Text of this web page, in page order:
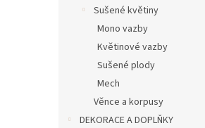
Sušené květiny
Mono vazby
Květinové vazby
Sušené plody
Mech
Věnce a korpusy
DEKORACE A DOPLŇKY